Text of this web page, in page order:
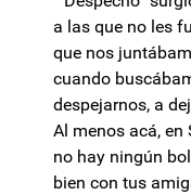
a las que no les
que nos
cuando
despejarnos, a
Al menos acá, en
no hay ningún
bien con tus